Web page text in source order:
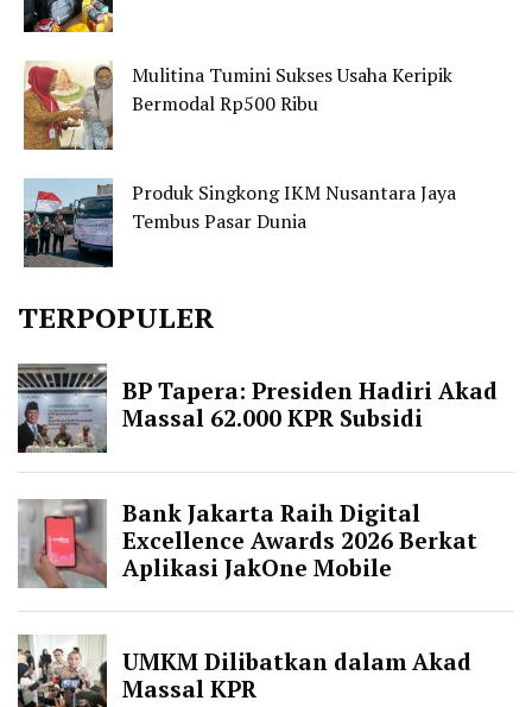
Mulitina Tumini Sukses Usaha Keripik
Bermodal Rp500 Ribu
Produk Singkong IKM Nusantara Jaya
Tembus Pasar Dunia
TERPOPULER